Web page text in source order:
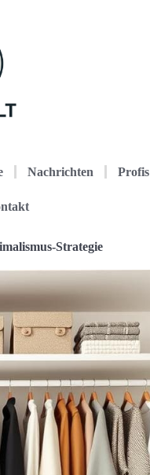
Nachrichten Profis
Strategie